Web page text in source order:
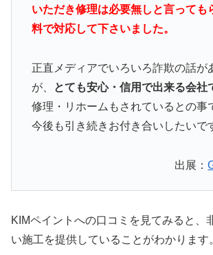
いただき修理は必要無しと言っても
料で対応して下さいました。
正直メディアでいろいろ詐欺の話が
が、
とても安心・信用で出来る会社
修理・リホームもされているとの事
今後も引き続きお付き合いしたいで
出展：
KIMペイントへの口コミを見てみると、
い施工を提供していることがわかります